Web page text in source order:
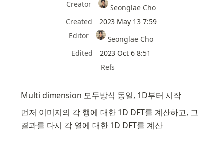
Creator
Seonglae Cho
Created
2023 May 13 7:59
Editor
Seonglae Cho
Edited
2023 Oct 6 8:51
Refs
Multi dimension 모두방식 동일, 1D부터 시작
먼저 이미지의 각 행에 대한 1D DFT를 계산하고, 그
결과를 다시 각 열에 대한 1D DFT를 계산